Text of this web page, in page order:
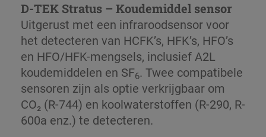
D-TEK Stratus – Koudemiddel sensor
Uitgerust met een infraroodsensor voor
het detecteren van HCFK’s, HFK’s, HFO’s
en HFO/HFK-mengsels, inclusief A2L
koudemiddelen en SF6. Twee compatibele
sensoren zijn als optie verkrijgbaar om
CO₂ (R-744) en koolwaterstoffen (R-290, R-
600a enz.) te detecteren.